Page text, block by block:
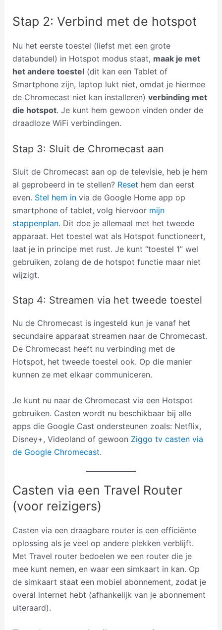
Stap 2: Verbind met de hotspot
Nu het eerste toestel (liefst met een grote
databundel) in Hotspot modus staat, maak je met
het andere toestel(dit kan een Tablet of
Smartphone zijn, laptop lukt niet, omdat je hiermee
de Chromecast niet kan installeren) verbinding met
die hotspot. Je kunt hem gewoon vinden onder de
draadloze WiFi verbindingen.
Stap 3: Sluit de Chromecast aan
Sluit de Chromecast aan op de televisie, heb je hem
al geprobeerd in te stellen? Reset hem dan eerst
even. Stel hem invia de Google Home app op
smartphone of tablet, volg hiervoor mijn
stappenplan. Dit doe je allemaal met het tweede
apparaat. Het toestel wat als Hotspot functioneert,
laat je in principe met rust. Je kunt “toestel 1” wel
gebruiken, zolang de de hotspot functie maar niet
wijzigt.
Stap 4: Streamen via het tweede toestel
Nu de Chromecast is ingesteld kun je vanaf het
secundaire apparaat streamen naar de Chromecast.
De Chromecast heeft nu verbinding met de
Hotspot, het tweede toestel ook. Op die manier
kunnen ze met elkaar communiceren.
Je kunt nu naar de Chromecast via een Hotspot
gebruiken. Casten wordt nu beschikbaar bij alle
apps die Google Cast ondersteunen zoals: Netflix,
Disney+, Videoland of gewoon Ziggo tv casten via
de Google Chromecast.
Casten via een Travel Router
(voor reizigers)
Casten via een draagbare router is een efficiënte
oplossing als je veel op andere plekken verblijft.
Met Travel router bedoelen we een router die je
mee kunt nemen, en waar een simkaart in kan. Op
de simkaart staat een mobiel abonnement, zodat je
overal internet hebt (afhankelijk van je abonnement
uiteraard).